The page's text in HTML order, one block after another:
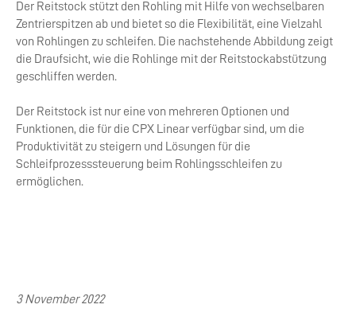
Der Reitstock stützt den Rohling mit Hilfe von wechselbaren
Zentrierspitzen ab und bietet so die Flexibilität, eine Vielzahl
von Rohlingen zu schleifen. Die nachstehende Abbildung zeigt
die Draufsicht, wie die Rohlinge mit der Reitstockabstützung
geschliffen werden.
Der Reitstock ist nur eine von mehreren Optionen und
Funktionen, die für die CPX Linear verfügbar sind, um die
Produktivität zu steigern und Lösungen für die
Schleifprozesssteuerung beim Rohlingsschleifen zu
ermöglichen.
3 November 2022